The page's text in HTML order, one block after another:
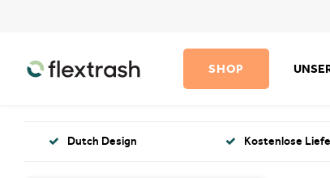
SHOP
Dutch Design Kostenlose